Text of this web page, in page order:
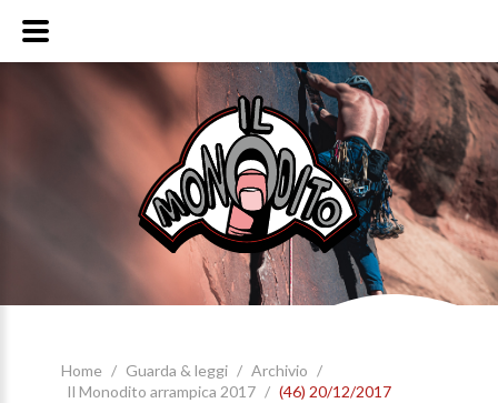
Home / Guarda & leggi / Archivio /
Il Monodito arrampica 2017 / (46) 20/12/2017